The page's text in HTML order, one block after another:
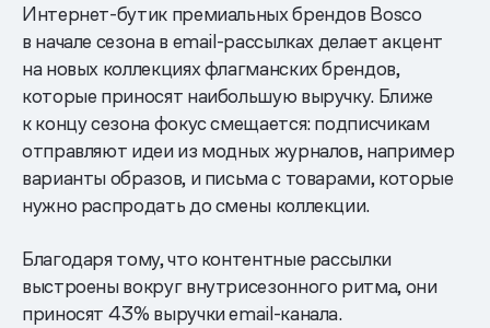
Интернет-бутик премиальных брендов Bosco
в начале сезона в email-рассылках делает акцент
на новых коллекциях флагманских брендов,
которые приносят наибольшую выручку. Ближе
к концу сезона фокус смещается: подписчикам
отправляют идеи из модных журналов, например
варианты образов, и письма с товарами, которые
нужно распродать до смены коллекции.
Благодаря тому, что контентные рассылки
выстроены вокруг внутрисезонного ритма, они
приносят 43% выручки email-канала.